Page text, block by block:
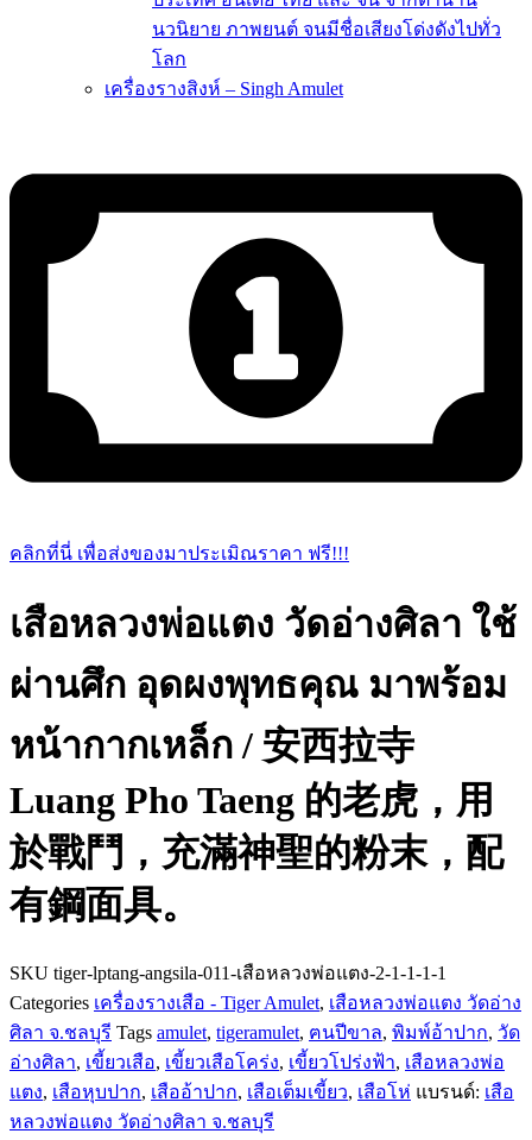
นวนิยาย ภาพยนต์ จนมีชื่อเสียงโด่งดังไปทั่ว
โลก
เครื่องรางสิงห์ – Singh Amulet
คลิกที่นี่ เพื่อส่งของมาประเมิณราคา ฟรี!!!
เสือหลวงพ่อแตง วัดอ่างศิลา ใช้
ผ่านศึก อุดผงพุทธคุณ มาพร้อม
หน้ากากเหล็ก / 安西拉寺
Luang Pho Taeng 的老虎，用
於戰鬥，充滿神聖的粉末，配
有鋼面具。
SKU tiger-lptang-angsila-011-เสือหลวงพ่อแตง-2-1-1-1-1
Categories เครื่องรางเสือ - Tiger Amulet, เสือหลวงพ่อแตง วัดอ่าง
ศิลา จ.ชลบุรี Tags amulet, tigeramulet, ฅนปีขาล, พิมพ์อ้าปาก, วัด
อ่างศิลา, เขี้ยวเสือ, เขี้ยวเสือโคร่ง, เขี้ยวโปร่งฟ้า, เสือหลวงพ่อ
แตง, เสือหุบปาก, เสืออ้าปาก, เสือเต็มเขี้ยว, เสือโห่ แบรนด์: เสือ
หลวงพ่อแตง วัดอ่างศิลา จ.ชลบุรี